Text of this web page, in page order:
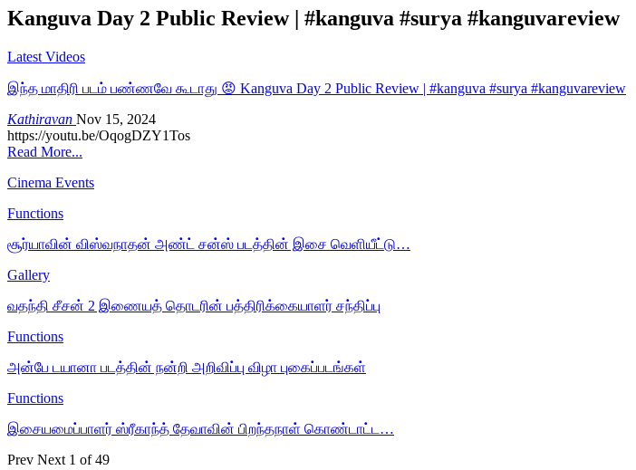
Kanguva Day 2 Public Review | #kanguva #surya #kanguvareview
Latest Videos
இந்த மாதிரி படம் பண்ணவே கூடாது 😡 Kanguva Day 2 Public Review | #kanguva #surya #kanguvareview
Kathiravan Nov 15, 2024
https://youtu.be/OqogDZY1Tos
Read More...
Cinema Events
Functions
சூர்யாவின் விஸ்வநாதன் அண்ட் சன்ஸ் படத்தின் இசை வெளியீட்டு…
Gallery
வதந்தி சீசன் 2 இணையத் தொடரின் பத்திரிக்கையாளர் சந்திப்பு
Functions
அன்பே டயானா படத்தின் நன்றி அறிவிப்பு விழா புகைப்படங்கள்
Functions
இசையமைப்பாளர் ஸ்ரீகாந்த் தேவாவின் பிறந்தநாள் கொண்டாட்ட…
Prev Next 1 of 49